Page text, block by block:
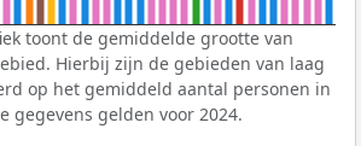
toont de gemiddelde grootte van
Hierbij zijn de gebieden van laag
op het gemiddeld aantal personen in
gegevens gelden voor 2024.